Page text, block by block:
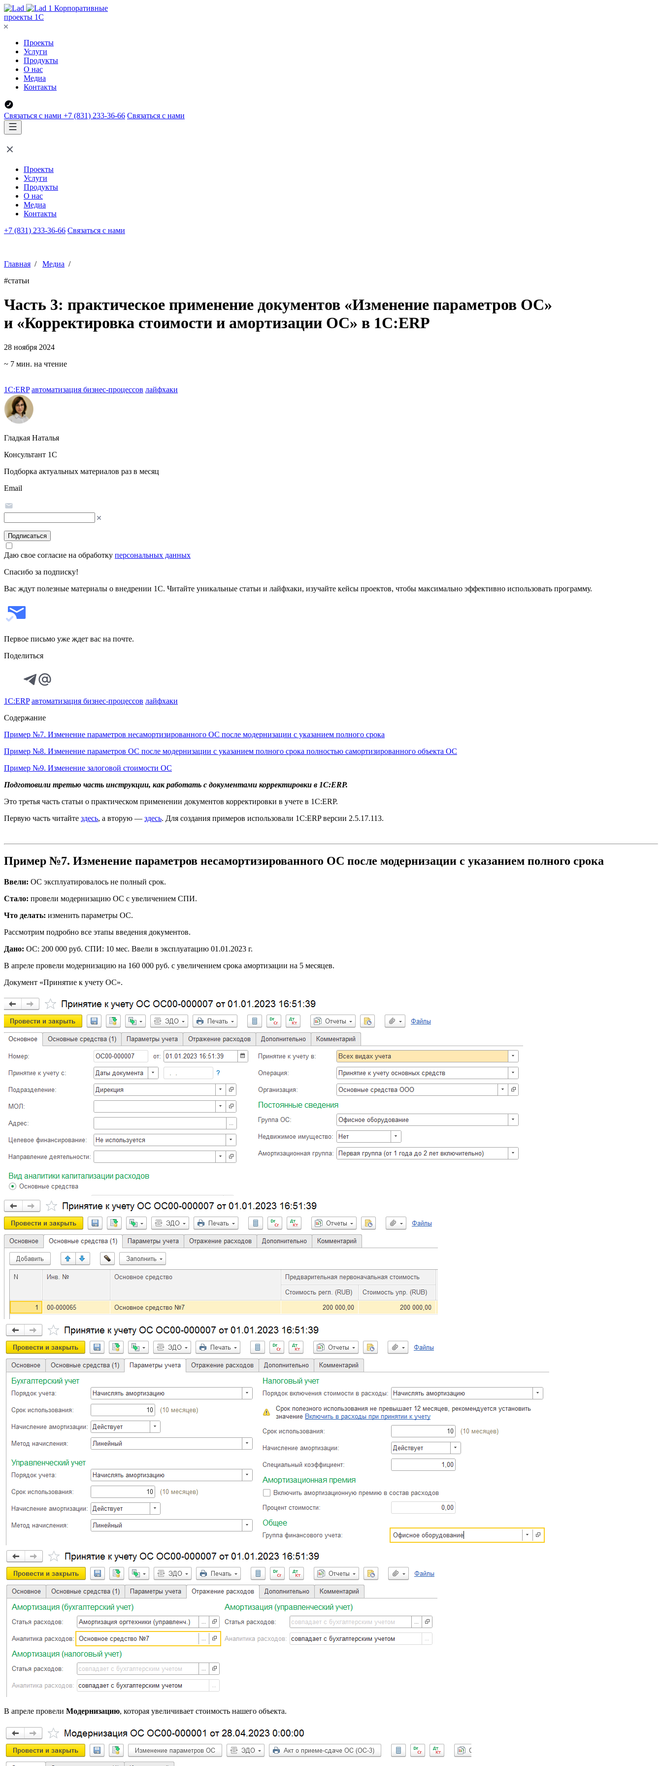
Корпоративные
проекты 1С
Проекты
Услуги
Продукты
О нас
Медиа
Контакты
Связаться с нами +7 (831) 233-36-66 Связаться с нами
Проекты
Услуги
Продукты
О нас
Медиа
Контакты
+7 (831) 233-36-66 Связаться с нами
Главная / Медиа /
#статьи
Часть 3: практическое применение документов «Изменение параметров ОС»
и «Корректировка стоимости и амортизации ОС» в 1С:ERP
28 ноября 2024
~ 7 мин. на чтение
1С:ERP автоматизация бизнес-процессов лайфхаки
Гладкая Наталья
Консультант 1С
Подборка актуальных материалов раз в месяц
Email
Подписаться
Даю свое согласие на обработку персональных данных
Спасибо за подписку!
Вас ждут полезные материалы о внедрении 1С. Читайте уникальные статьи и лайфхаки, изучайте кейсы проектов, чтобы максимально эффективно использовать программу.
Первое письмо уже ждет вас на почте.
Поделиться
1С:ERP автоматизация бизнес-процессов лайфхаки
Содержание
Пример №7. Изменение параметров несамортизированного ОС после модернизации с указанием полного срока
Пример №8. Изменение параметров ОС после модернизации с указанием полного срока полностью самортизированного объекта ОС
Пример №9. Изменение залоговой стоимости ОС
Подготовили третью часть инструкции, как работать с документами корректировки в 1С:ERP.
Это третья часть статьи о практическом применении документов корректировки в учете в 1С:ERP.
Первую часть читайте здесь, а вторую — здесь. Для создания примеров использовали 1С:ERP версии 2.5.17.113.
Пример №7. Изменение параметров несамортизированного ОС после модернизации с указанием полного срока
Ввели: ОС эксплуатировалось не полный срок.
Стало: провели модернизацию ОС с увеличением СПИ.
Что делать: изменить параметры ОС.
Рассмотрим подробно все этапы введения документов.
Дано: ОС: 200 000 руб. СПИ: 10 мес. Ввели в эксплуатацию 01.01.2023 г.
В апреле провели модернизацию на 160 000 руб. с увеличением срока амортизации на 5 месяцев.
Документ «Принятие к учету ОС».
В апреле провели Модернизацию, которая увеличивает стоимость нашего объекта.